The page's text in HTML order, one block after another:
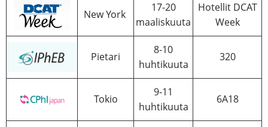
New York
17-20
maaliskuuta
Hotellit DCAT
Week
Pietari
8-10
huhtikuuta
320
Tokio
9-11
huhtikuuta
6A18